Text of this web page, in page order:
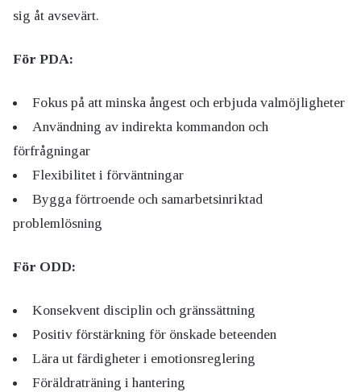
sig åt avsevärt.
För PDA:
Fokus på att minska ångest och erbjuda valmöjligheter
Användning av indirekta kommandon och
förfrågningar
Flexibilitet i förväntningar
Bygga förtroende och samarbetsinriktad
problemlösning
För ODD:
Konsekvent disciplin och gränssättning
Positiv förstärkning för önskade beteenden
Lära ut färdigheter i emotionsreglering
Föräldraträning i hantering